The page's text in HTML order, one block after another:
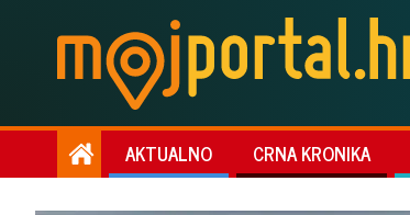
AKTUALNO CRNA KRONIKA